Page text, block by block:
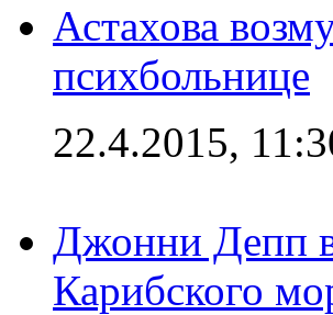
Астахова
психбольнице
22.4.2015,
Джонни Депп
Карибского